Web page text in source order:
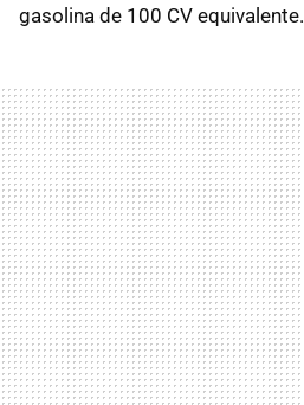
gasolina de 100 CV equivalente.